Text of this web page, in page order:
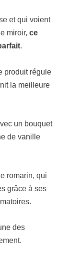
et qui voient
miroir, ce
.
produit régule
la meilleure
un bouquet
de vanille
romarin, qui
grâce à ses
des